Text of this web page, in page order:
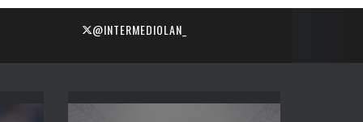
@INTERMEDIOLAN_